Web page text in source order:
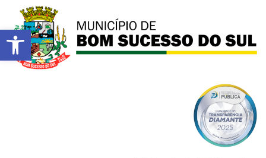
Barra de Ferramentas